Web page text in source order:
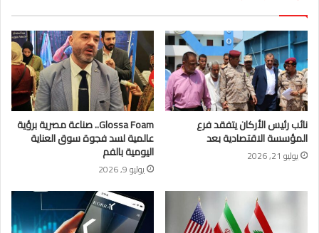
نائب رئيس الأركان يتفقد فرع
المؤسسة الاقتصادية بعد
يوليو 21, 2026
Glossa Foam.. صناعة مصرية برؤية
عالمية لسد فجوة سوق العناية
اليومية بالفم
يوليو 9, 2026